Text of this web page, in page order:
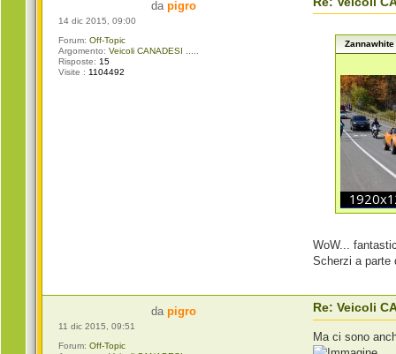
dapigro
14 dic 2015, 09:00
Forum: Off-Topic
Argomento: Veicoli CANADESI .....
Risposte: 15
Visite : 1104492
WoW...
Scherzi a parte
dapigro
11 dic 2015, 09:51
Forum: Off-Topic
Re: Veicoli
Ma ci sono